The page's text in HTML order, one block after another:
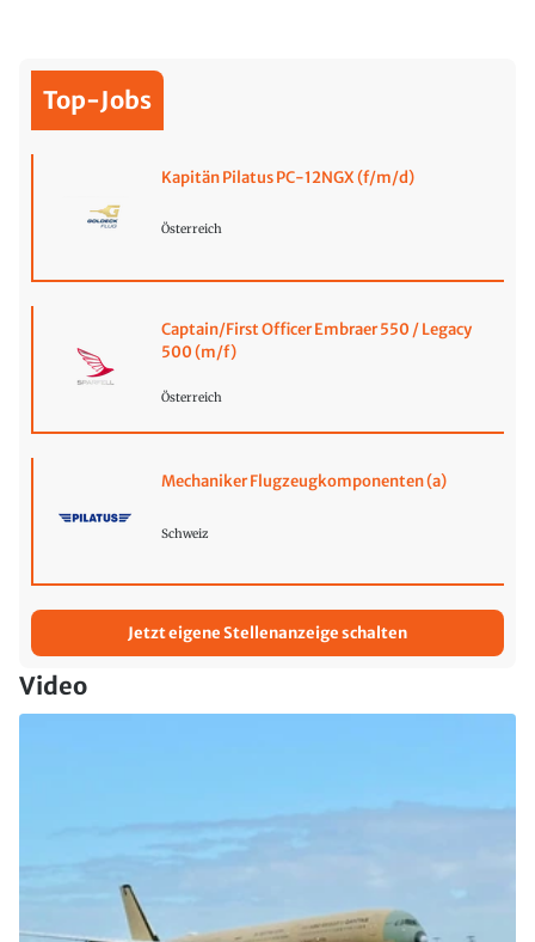
Top-Jobs
Kapitän Pilatus PC-12NGX (f/m/d)
Österreich
Captain/First Officer Embraer 550 / Legacy
500 (m/f)
Österreich
Mechaniker Flugzeugkomponenten (a)
Schweiz
Jetzt eigene Stellenanzeige schalten
Video